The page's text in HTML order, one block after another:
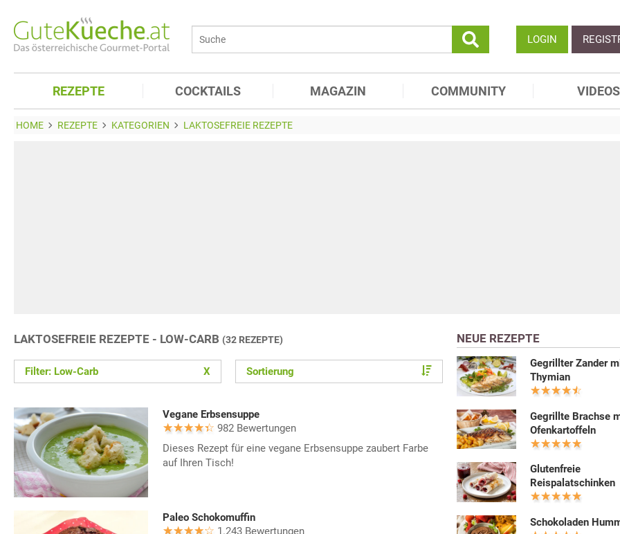
LOGIN
REZEPTE COCKTAILS MAGAZIN COMMUNITY VIDEOS
HOME REZEPTE KATEGORIEN LAKTOSEFREIE REZEPTE
LAKTOSEFREIE REZEPTE - LOW-CARB (32 REZEPTE)
Filter: Low-Carb X Sortierung
Vegane Erbsensuppe
982 Bewertungen
Dieses Rezept für eine vegane Erbsensuppe zaubert Farbe
auf Ihren Tisch!
Paleo Schokomuffin
1.243 Bewertungen
NEUE REZEPTE
Gegrillter Zander
Thymian
Gegrillte Brachse
Ofenkartoffeln
Glutenfreie
Reispalatschinken
Schokoladen